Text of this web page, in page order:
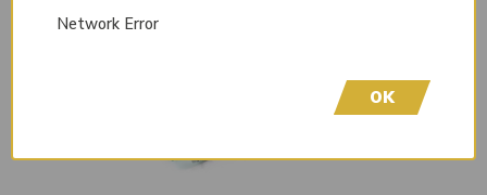
Network Error
OK